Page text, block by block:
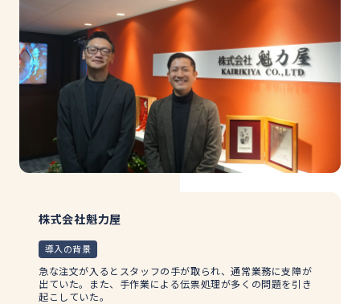
株式会社魁力屋
導入の背景
急な注文が入るとスタッフの手が取られ、通常業務に支障が
出ていた。また、手作業による伝票処理が多くの問題を引き
起こしていた。